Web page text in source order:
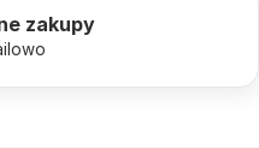
zakupy